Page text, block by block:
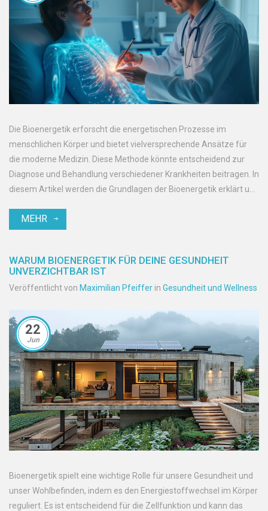
Die Bioenergetik erforscht die energetischen Prozesse im
menschlichen Körper und bietet vielversprechende Ansätze für
die moderne Medizin. Diese Methode könnte entscheidend zur
Diagnose und Behandlung verschiedener Krankheiten beitragen. In
diesem Artikel werden die Grundlagen der Bioenergetik erklärt und
MEHR
WARUM BIOENERGETIK FÜR DEINE GESUNDHEIT
UNVERZICHTBAR IST
Veröffentlicht von Maximilian Pfeiffer in Gesundheit und Wellness
22
Jun
Bioenergetik spielt eine wichtige Rolle für unsere Gesundheit und
unser Wohlbefinden, indem es den Energiestoffwechsel im Körper
reguliert. Es ist entscheidend für die Zellfunktion und kann das